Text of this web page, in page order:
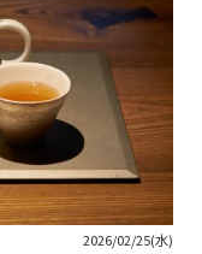
2026/02/25(水)